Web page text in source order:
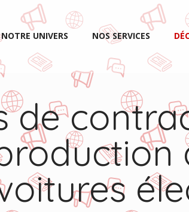
NOTRE UNIVERS NOS SERVICES
de